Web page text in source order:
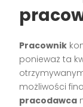
Pracownik
ponieważ ta
możliwości
pracodawca